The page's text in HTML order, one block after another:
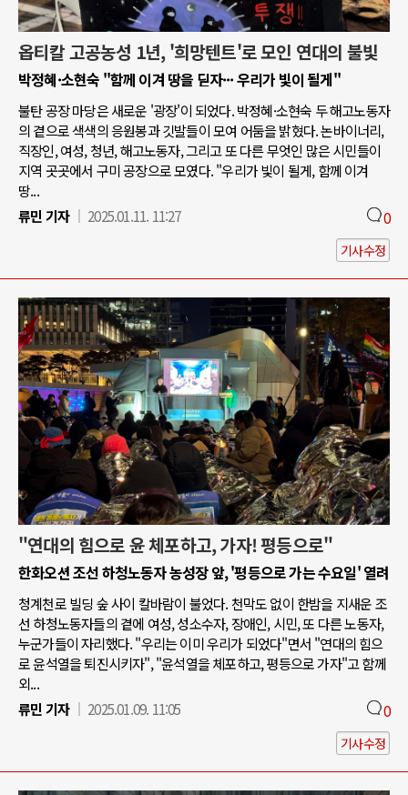
옵티칼 고공농성 1년, '희망텐트'로 모인 연대의 불빛
박정혜·소현숙 "함께 이겨 땅을 딛자··· 우리가 빛이 될게"
불탄 공장 마당은 새로운 '광장'이 되었다. 박정혜·소현숙 두 해고노동자
의 곁으로 색색의 응원봉과 깃발들이 모여 어둠을 밝혔다. 논바이너리,
직장인, 여성, 청년, 해고노동자, 그리고 또 다른 무엇인 많은 시민들이
지역 곳곳에서 구미 공장으로 모였다. "우리가 빛이 될게, 함께 이겨
땅...
류민 기자
2025.01.11. 11:27 0
기사수정
"연대의 힘으로 윤 체포하고, 가자! 평등으로"
한화오션 조선 하청노동자 농성장 앞, '평등으로 가는 수요일' 열려
청계천로 빌딩 숲 사이 칼바람이 불었다. 천막도 없이 한밤을 지새운 조
선 하청노동자들의 곁에 여성, 성소수자, 장애인, 시민, 또 다른 노동자,
누군가들이 자리했다. "우리는 이미 우리가 되었다"면서 "연대의 힘으
로 윤석열을 퇴진시키자", "윤석열을 체포하고, 평등으로 가자"고 함께
외...
류민 기자
2025.01.09. 11:05 0
기사수정